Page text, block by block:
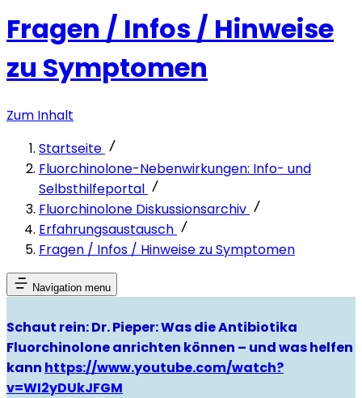
Fragen / Infos / Hinweise
zu Symptomen
Zum Inhalt
Startseite
Fluorchinolone-Nebenwirkungen: Info- und
Selbsthilfeportal
Fluorchinolone Diskussionsarchiv
Erfahrungsaustausch
Fragen / Infos / Hinweise zu Symptomen
Navigation menu
Schaut rein: Dr. Pieper: Was die Antibiotika
Fluorchinolone anrichten können – und was helfen
kann https://www.youtube.com/watch?
v=WI2yDUkJFGM